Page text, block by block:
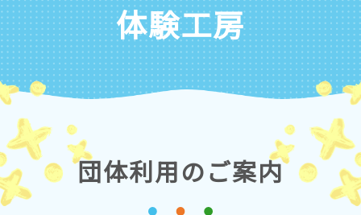
体験工房
団体利用のご案内